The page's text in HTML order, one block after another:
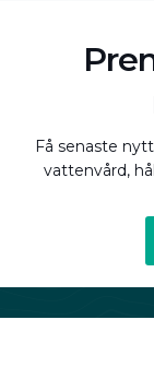
Få senaste
vattenvård,